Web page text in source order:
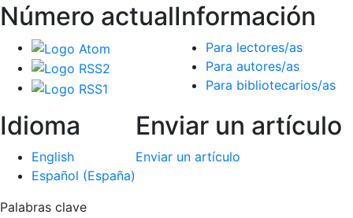
Número actualInformación
Para lectores/as
Para autores/as
Para bibliotecarios/as
Idioma
English
Español (España)
Enviar un artículo
Enviar un artículo
Palabras clave